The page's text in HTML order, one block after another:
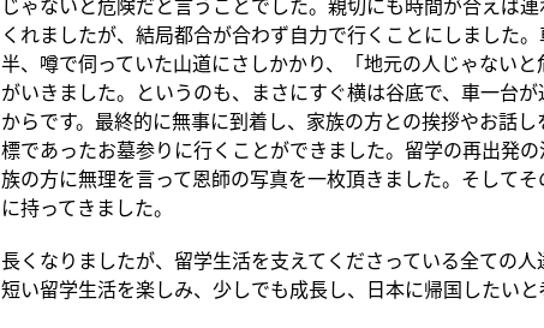
くれましたが、結局都合が合わず自力で行くことにしました
半、噂で伺っていた山道にさしかかり、「地元の人じゃない
がいきました。というのも、まさにすぐ横は谷底で、車一台
からです。最終的に無事に到着し、家族の方との挨拶やお話
標であったお墓参りに行くことができました。留学の再出発
族の方に無理を言って恩師の写真を一枚頂きました。そして
に持ってきました。
長くなりましたが、留学生活を支えてくださっている全ての
短い留学生活を楽しみ、少しでも成長し、日本に帰国したいと